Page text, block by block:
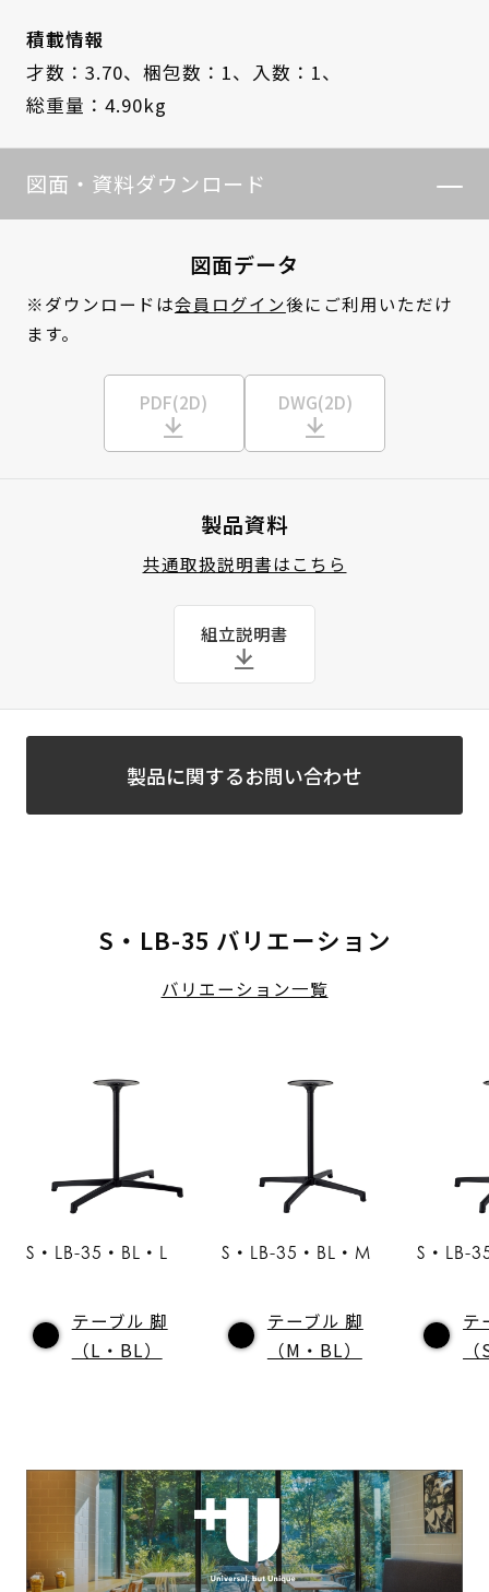
積載情報
才数：3.70、 梱包数：1、 入数：1、
総重量：4.90kg
図面・資料ダウンロード
図面データ
※ダウンロードは会員ログイン後にご利用いただけ
ます。
PDF(2D) DWG(2D)
製品資料
共通取扱説明書はこちら
組立説明書
製品に関するお問い合わせ
S・LB-35 バリエーション
バリエーション一覧
S・LB-35・BL・L
テーブル 脚
（L・BL）
S・LB-35・BL・M
テーブル 脚
（M・BL）
S・LB-
テ